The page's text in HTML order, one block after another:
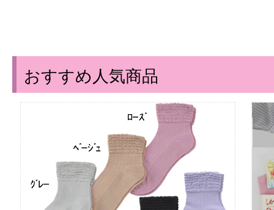
おすすめ人気商品